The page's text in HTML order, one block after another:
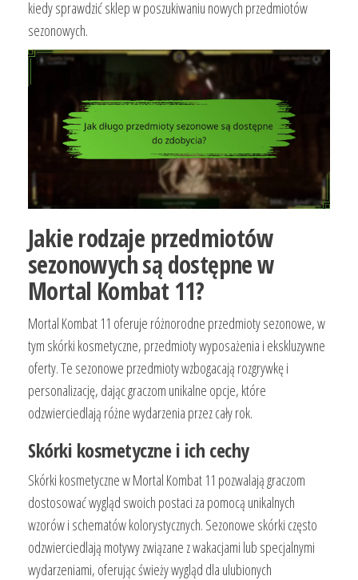
kiedy sprawdzić sklep w poszukiwaniu nowych przedmiotów
sezonowych.
Jakie rodzaje przedmiotów
sezonowych są dostępne w
Mortal Kombat 11?
Mortal Kombat 11 oferuje różnorodne przedmioty sezonowe, w
tym skórki kosmetyczne, przedmioty wyposażenia i ekskluzywne
oferty. Te sezonowe przedmioty wzbogacają rozgrywkę i
personalizację, dając graczom unikalne opcje, które
odzwierciedlają różne wydarzenia przez cały rok.
Skórki kosmetyczne i ich cechy
Skórki kosmetyczne w Mortal Kombat 11 pozwalają graczom
dostosować wygląd swoich postaci za pomocą unikalnych
wzorów i schematów kolorystycznych. Sezonowe skórki często
odzwierciedlają motywy związane z wakacjami lub specjalnymi
wydarzeniami, oferując świeży wygląd dla ulubionych